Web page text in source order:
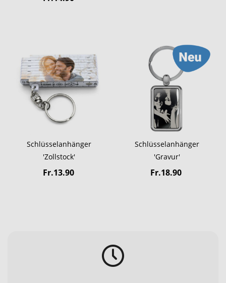
Schlüsselanhänger
'Zollstock'
Fr.13.90
Schlüsselanhänger
'Gravur'
Fr.18.90